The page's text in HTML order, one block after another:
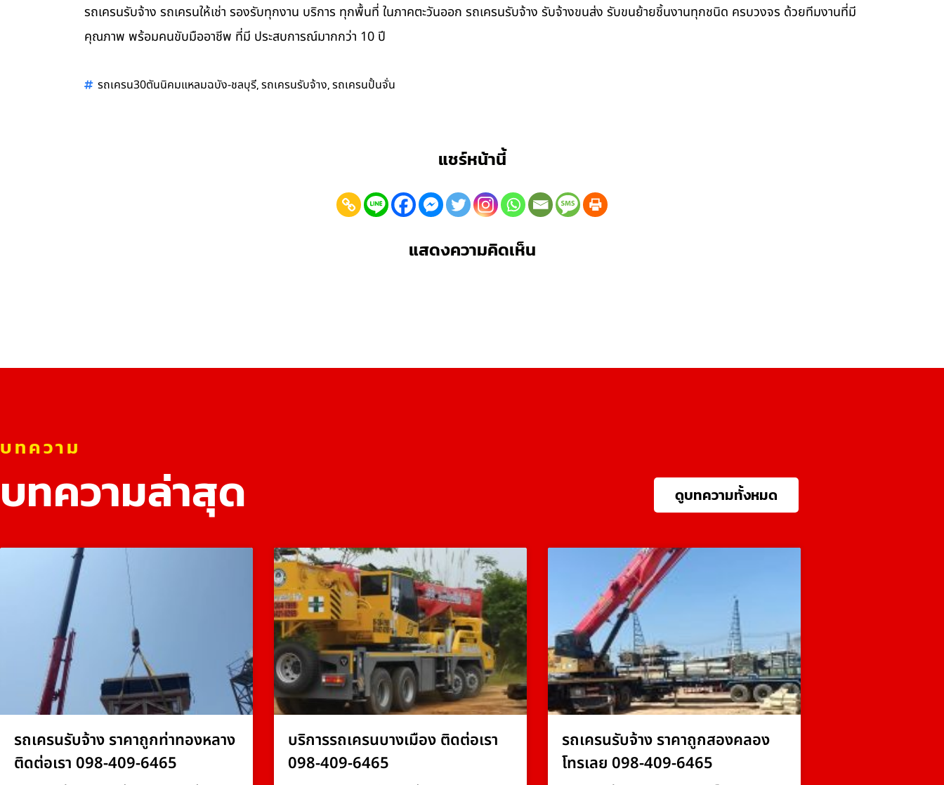
รถเครนรับจ้าง รถเครนให้เช่า รองรับทุกงาน บริการ ทุกพื้นที่ ในภาคตะวันออก รถเครนรับจ้าง รับจ้างขนส่ง รับขนย้ายชิ้นงานทุกชนิด ครบวงจร ด้วยทีมงานที่มี
คุณภาพ พร้อมคนขับมืออาชีพ ที่มี ประสบการณ์มากกว่า 10 ปี
รถเครน30ตันนิคมแหลมฉบัง-ชลบุรี,รถเครนรับจ้าง,รถเครนปั้นจั่น
แชร์หน้านี้
แสดงความคิดเห็น
บทความ
บทความล่าสุด ดูบทความทั้งหมด
รถเครนรับจ้าง ราคาถูกท่าทองหลาง
ติดต่อเรา 098-409-6465
บริการรถเครนบางเมือง ติดต่อเรา
098-409-6465
รถเครนรับจ้าง ราคาถูกสองคลอง
โทรเลย 098-409-6465